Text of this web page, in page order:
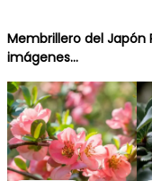
Membrillero del Japón
imágenes...